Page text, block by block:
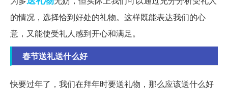
的情况，选择恰到好处的礼物。这样既能表达我们的心
意，又能使受礼人感到开心和满足。
春节送礼送什么好
快要过年了，我们在拜年时要送礼物，那么应该送什么好